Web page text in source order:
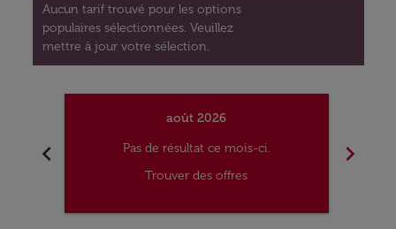
Aucun tarif trouvé pour les options
populaires sélectionnées. Veuillez
mettre à jour votre sélection.
chevron_left
août 2026
Pas de résultat ce mois-ci.
Trouver des offres
chevron_right